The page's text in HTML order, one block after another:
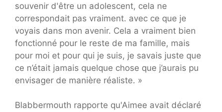
souvenir d'être un adolescent, cela ne
correspondait pas vraiment. avec ce que je
voyais dans mon avenir. Cela a vraiment bien
fonctionné pour le reste de ma famille, mais
pour moi et pour qui je suis, je savais juste que
ce n’était jamais quelque chose que j’aurais pu
envisager de manière réaliste. »
Blabbermouth rapporte qu'Aimee avait déclaré